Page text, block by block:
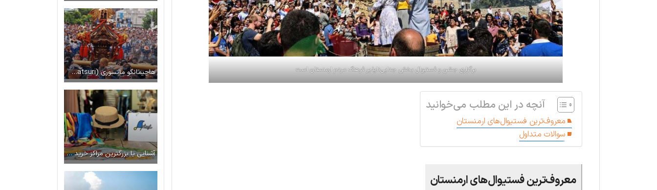
برگزاری جشن و فستیوال بخش جدایی‌ناپذیر فرهنگ مردم ارمنستان است
آنچه در این مطلب می‌خوانید
معروف‌ترین فستیوال‌های ارمنستان
سوالات متداول
معروف‌ترین فستیوال‌های ارمنستان
هاچیمانگو ماتسوری (Hachimangu Matsuri) – فستیوالی در کاماکورا با مراسم شینتو
آشنایی با بزرگترین مراکز خرید ارمنستان